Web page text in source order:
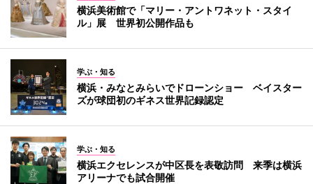
横浜美術館で「マリー・アントワネット・スタイ
ル」展 世界初公開作品も
学ぶ・知る
横浜・みなとみらいでドローンショー ベイスター
ズが球団初のギネス世界記録認定
学ぶ・知る
横浜エクセレンスが中区長を表敬訪問 来季は横浜
アリーナでも試合開催